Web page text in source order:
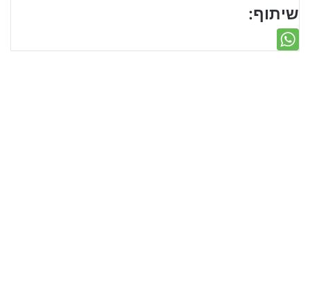
שיתוף: